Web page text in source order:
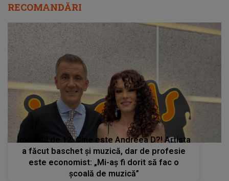
RECOMANDĂRI
Invitatul de 12. Cine este Andreea D?! Artista
a făcut baschet și muzică, dar de profesie
este economist: „Mi-aș fi dorit să fac o
școală de muzică”